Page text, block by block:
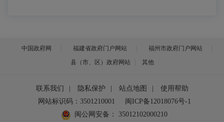
中国政府网 福建省政府门户网站
福州市政府门户网站
县（市、区）政府网站
其他
联系我们 隐私保护 站点地图
使用帮助
网站标识码：3501210001
闽ICP备12018076号-1
闽公网安备：
35012102000210